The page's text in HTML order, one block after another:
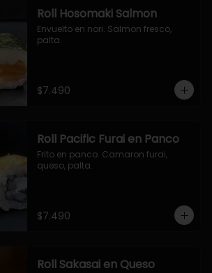
Roll Hosomaki Salmon
Envuelto en nori. Salmon fresco,
palta.
$7.490
Roll Pacific Furai en Panco
Frito en panco. Camaron furai,
queso, palta.
$7.490
Roll Sakasai en Queso